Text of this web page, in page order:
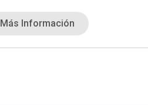
Más Información